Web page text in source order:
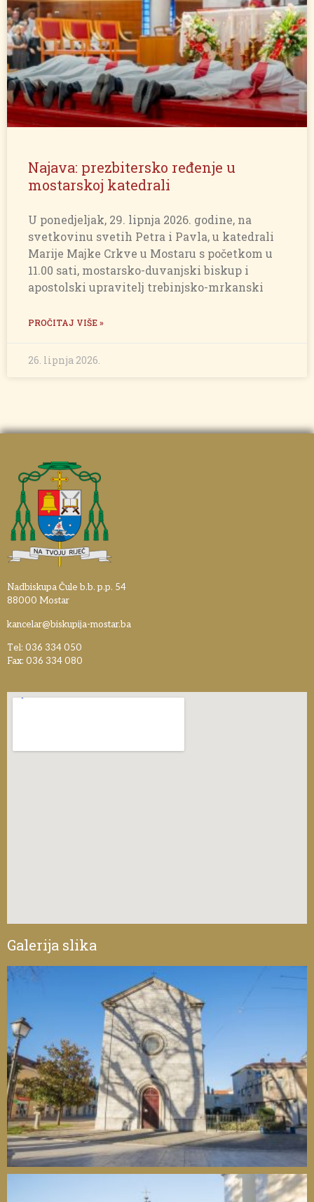
Najava: prezbitersko ređenje u
mostarskoj katedrali
U ponedjeljak, 29. lipnja 2026. godine, na
svetkovinu svetih Petra i Pavla, u katedrali
Marije Majke Crkve u Mostaru s početkom u
11.00 sati, mostarsko-duvanjski biskup i
apostolski upravitelj trebinjsko-mrkanski
PROČITAJ VIŠE »
26. lipnja 2026.
Nadbiskupa Čule b.b. p.p. 54
88000 Mostar
kancelar@biskupija-mostar.ba
Tel: 036 334 050
Fax: 036 334 080
Galerija slika